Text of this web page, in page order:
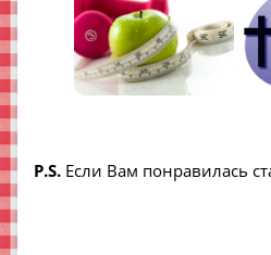
P.S. Если Вам понравилась